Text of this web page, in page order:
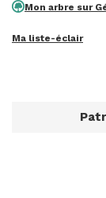
Mon arbre sur
Ma liste-éclair